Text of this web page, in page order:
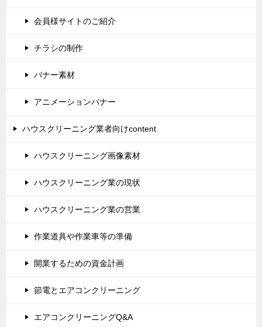
会員様サイトのご紹介
チラシの制作
バナー素材
アニメーションバナー
ハウスクリーニング業者向けcontent
ハウスクリーニング画像素材
ハウスクリーニング業の現状
ハウスクリーニング業の営業
作業道具や作業車等の準備
開業するための資金計画
節電とエアコンクリーニング
エアコンクリーニングQ&A